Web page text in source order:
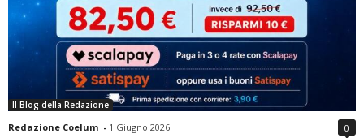
Il Blog della Redazione
Redazione Coelum - 1 Giugno 2026 0